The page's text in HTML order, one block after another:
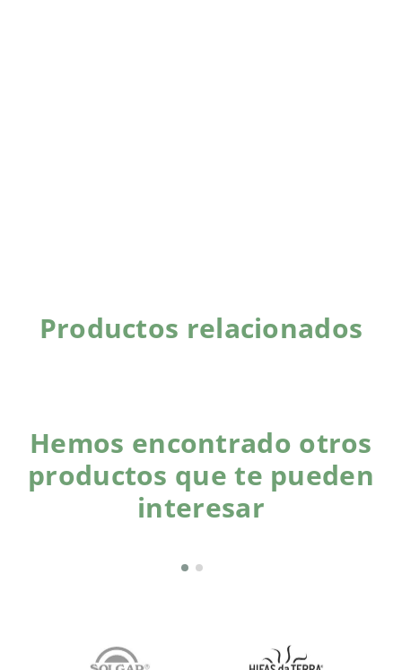
Productos relacionados
Hemos encontrado otros
productos que te pueden
interesar